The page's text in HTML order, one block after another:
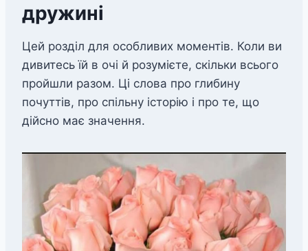
дружині
Цей розділ для особливих моментів. Коли ви
дивитесь їй в очі й розумієте, скільки всього
пройшли разом. Ці слова про глибину
почуттів, про спільну історію і про те, що
дійсно має значення.